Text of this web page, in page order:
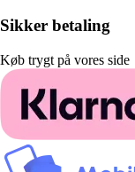
Sikker betaling
Køb trygt på vores side